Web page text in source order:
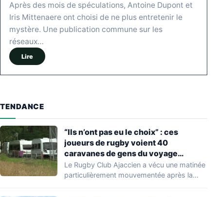
Après des mois de spéculations, Antoine Dupont et
Iris Mittenaere ont choisi de ne plus entretenir le
mystère. Une publication commune sur les
réseaux…
Lire
TENDANCE
“Ils n’ont pas eu le choix” : ces
joueurs de rugby voient 40
caravanes de gens du voyage
s’installer dans leur stade, ils les
délogent en moins d’1 heure
Le Rugby Club Ajaccien a vécu une matinée
particulièrement mouvementée après la